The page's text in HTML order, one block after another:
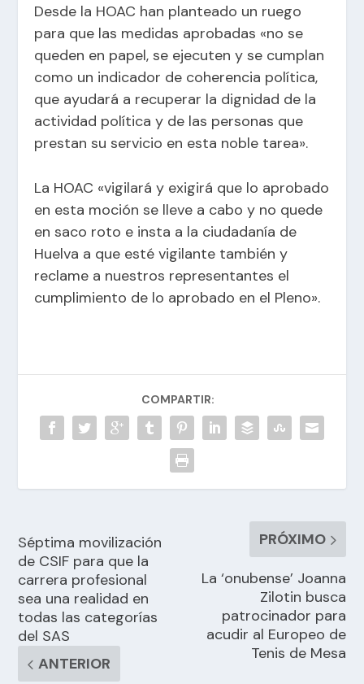
Desde la HOAC han planteado un ruego
para que las medidas aprobadas «no se
queden en papel, se ejecuten y se cumplan
como un indicador de coherencia política,
que ayudará a recuperar la dignidad de la
actividad política y de las personas que
prestan su servicio en esta noble tarea».
La HOAC «vigilará y exigirá que lo aprobado
en esta moción se lleve a cabo y no quede
en saco roto e insta a la ciudadanía de
Huelva a que esté vigilante también y
reclame a nuestros representantes el
cumplimiento de lo aprobado en el Pleno».
COMPARTIR:
Séptima movilización
de CSIF para que la
carrera profesional
sea una realidad en
todas las categorías
del SAS
ANTERIOR
PRÓXIMO
La ‘onubense’ Joanna
Zilotin busca
patrocinador para
acudir al Europeo de
Tenis de Mesa